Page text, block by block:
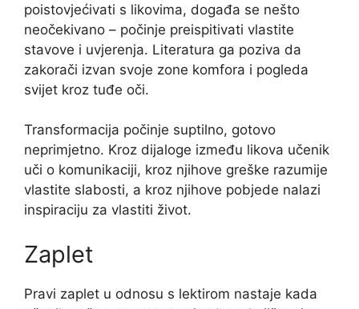
poistovjećivati s likovima, događa se nešto
neočekivano – počinje preispitivati vlastite
stavove i uvjerenja. Literatura ga poziva da
zakorači izvan svoje zone komfora i pogleda
svijet kroz tuđe oči.
Transformacija počinje suptilno, gotovo
neprimjetno. Kroz dijaloge između likova učenik
uči o komunikaciji, kroz njihove greške razumije
vlastite slabosti, a kroz njihove pobjede nalazi
inspiraciju za vlastiti život.
Zaplet
Pravi zaplet u odnosu s lektirom nastaje kada